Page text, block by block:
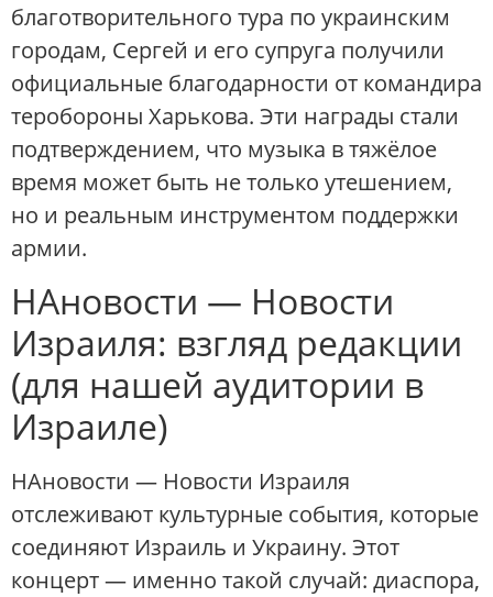
благотворительного тура по украинским
городам, Сергей и его супруга получили
официальные благодарности от командира
теробороны Харькова. Эти награды стали
подтверждением, что музыка в тяжёлое
время может быть не только утешением,
но и реальным инструментом поддержки
армии.
НАновости — Новости
Израиля: взгляд редакции
(для нашей аудитории в
Израиле)
НАновости — Новости Израиля
отслеживают культурные события, которые
соединяют Израиль и Украину. Этот
концерт — именно такой случай: диаспора,